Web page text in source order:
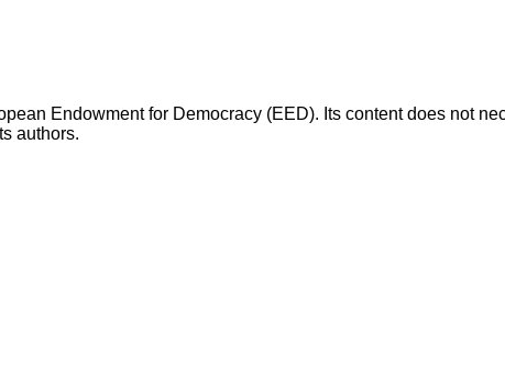
Endowment for Democracy (EED). Its content does not
authors.